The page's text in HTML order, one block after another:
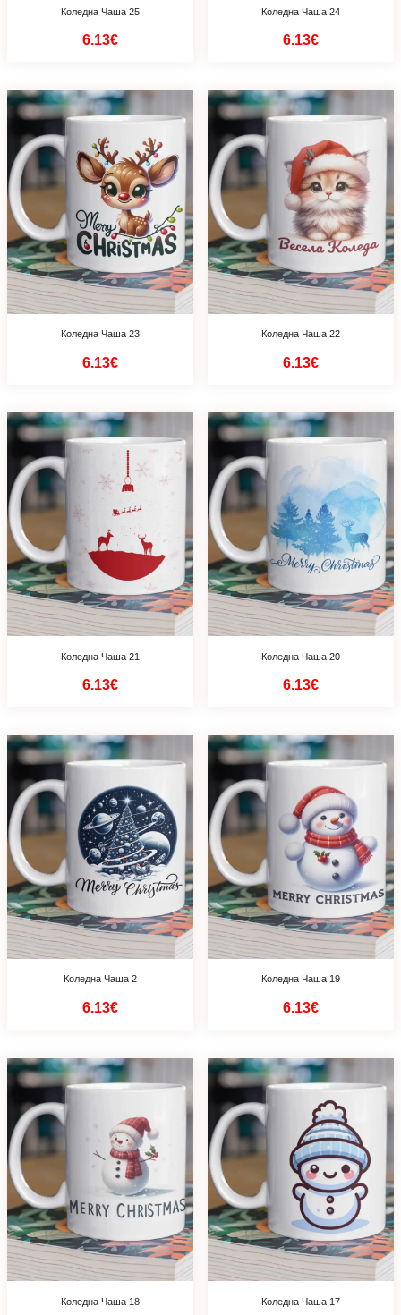
Коледна Чаша 25
6.13€
Коледна Чаша 24
6.13€
Коледна Чаша 23
6.13€
Коледна Чаша 22
6.13€
Коледна Чаша 21
6.13€
Коледна Чаша 20
6.13€
Коледна Чаша 2
6.13€
Коледна Чаша 19
6.13€
Коледна Чаша 18 Коледна Чаша 17